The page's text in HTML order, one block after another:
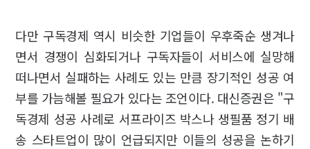
다만 구독경제 역시 비슷한 기업들이 우후죽순 생겨나
면서 경쟁이 심화되거나 구독자들이 서비스에 실망해
떠나면서 실패하는 사례도 있는 만큼 장기적인 성공 여
부를 가늠해볼 필요가 있다는 조언이다. 대신증권은 "구
독경제 성공 사례로 서프라이즈 박스나 생필품 정기 배
송 스타트업이 많이 언급되지만 이들의 성공을 논하기